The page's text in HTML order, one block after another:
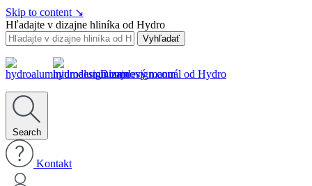
Skip to content ↘
Hľadajte v dizajne hliníka od Hydro
Vyhľadať
Dizajnový manuál od Hydro
Search
Kontakt